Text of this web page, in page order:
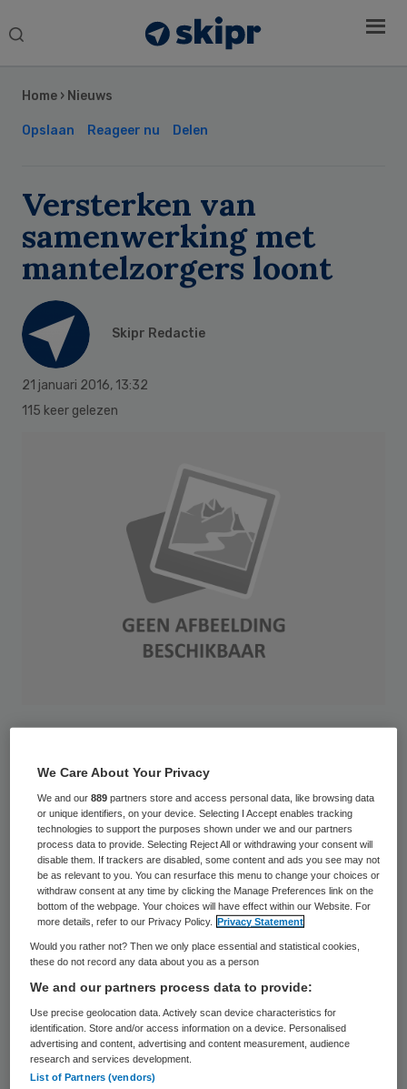
Search
Home › Nieuws
Opslaan Reageer nu Delen
Versterken van
samenwerking met
mantelzorgers loont
Skipr Redactie
21 januari 2016, 13:32
115 keer gelezen
samenspel tussen mantelzorgers en
betaalde beroepskrachten te versterken.
Dit leidt tot meer betrokken mantelzorgers,
meer mogelijkheden voor zorg en
ondersteuning voor cliënten en meer
werkplezier voor medewerkers.
Dit concluderen Vilans en Movisie, de
uitvoerders van het programma In voor
Mantelzorg, in hun eindrapportage die naar
de Tweede Kamer is verstuurd.
Binnen het programma werkten tachtig
Sidebar
We Care About Your Privacy
We and our889 partners store and access personal data, like browsing data
or unique identifiers, on your device. Selecting I Accept enables tracking
technologies to support the purposes shown under we and our partners
process data to provide. Selecting Reject All or withdrawing your consent will
disable them. If trackers are disabled, some content and ads you see may not
be as relevant to you. You can resurface this menu to change your choices or
withdraw consent at any time by clicking the Manage Preferences link on the
bottom of the webpage. Your choices will have effect within our Website. For
more details, refer to our Privacy Policy.
Privacy Statement
Would you rather not? Then we only place essential and statistical cookies,
these do not record any data about you as a person
We and our partners process data to provide:
Use precise geolocation data. Actively scan device characteristics for
identification. Store and/or access information on a device. Personalised
advertising and content, advertising and content measurement, audience
research and services development.
List of Partners (vendors)